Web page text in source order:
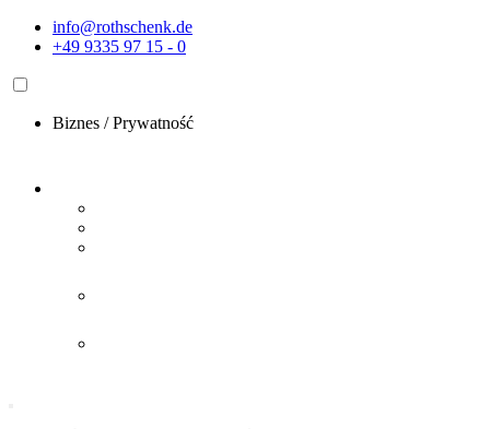
Przejdźinfo@rothschenk.de
+49 9335 97 15 - 0
Biznes /Prywatność